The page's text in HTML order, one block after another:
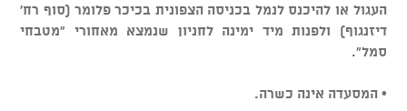
העגול או להיכנס לנמל בכניסה הצפונית בכיכר פלומר (סוף רח'
דיזנגוף) ולפנות מיד ימינה לחניון שנמצא מאחורי "מטבחי
סמל".
• המסעדה אינה כשרה.